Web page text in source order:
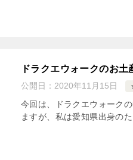
ドラクエウォークのお
公開日： 2020年11月15日
今回は、ドラクエウォーク
ますが、私は愛知県出身の